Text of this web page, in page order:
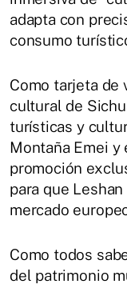
adapta con
consumo
Como tarjeta de
cultural de
turísticas y
Montaña Emei y
promoción
para que
mercado
Como todos
del patrimonio